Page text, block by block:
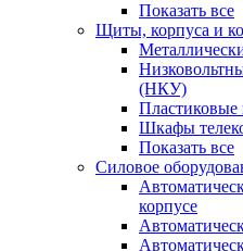
Показать все
Щиты, корпуса и
(НКУ)
Шкафы
Показать все
Силовое
корпусе